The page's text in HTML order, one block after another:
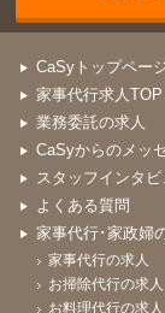
CaSyトップペー
家事代行求人TOP
業務委託の求人
CaSyからのメッ
スタッフインタビ
よくある質問
家事代行･家政婦
家事代行の求人
お掃除代行の求人
お料理代行の求人